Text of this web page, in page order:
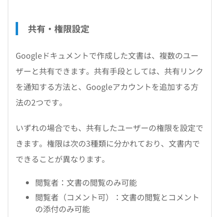
共有・権限設定
Googleドキュメントで作成した文書は、複数のユー
ザーと共有できます。共有手段としては、共有リンク
を通知する方法と、Googleアカウントを追加する方
法の2つです。
いずれの場合でも、共有したユーザーの権限を設定で
きます。権限は次の3種類に分かれており、文書内で
できることが異なります。
閲覧者：文書の閲覧のみ可能
閲覧者（コメント可）：文書の閲覧とコメント
の添付のみ可能